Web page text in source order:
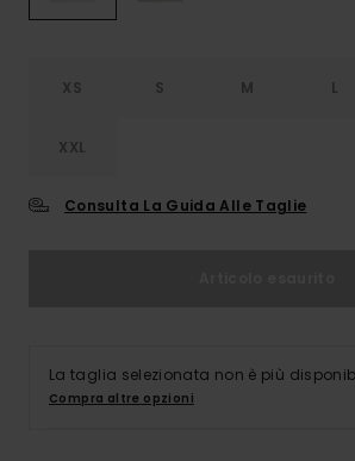
XS S M L
XXL
Consulta La Guida Alle Taglie
La taglia selezionata non è più
Compra altre opzioni